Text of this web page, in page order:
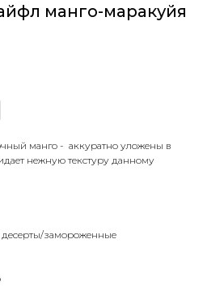
манго-маракуйя
манго - аккуратно уложены в
нежную текстуру данному
замороженные